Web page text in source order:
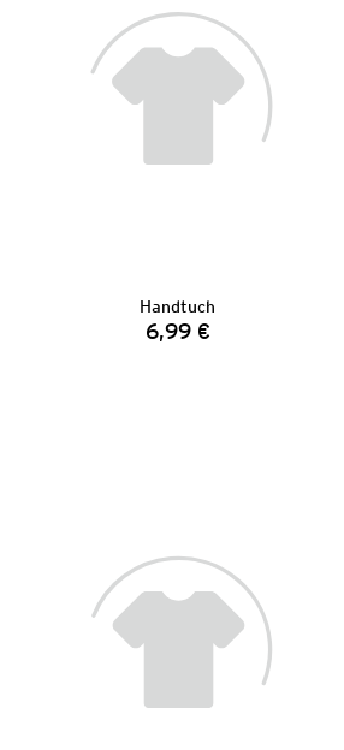
Handtuch
Preis:
6,99 €